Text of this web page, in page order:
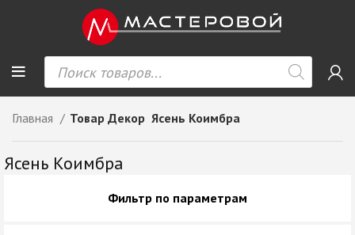
Главная Товар Декор Ясень Коимбра
Ясень Коимбра
Фильтр по параметрам